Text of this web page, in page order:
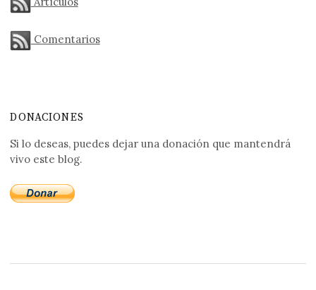
Comentarios
DONACIONES
Si lo deseas, puedes dejar una donación que mantendrá
vivo este blog.